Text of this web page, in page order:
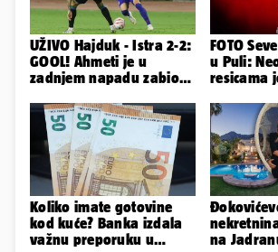
UŽIVO Hajduk - Istra 2-2:
GOOL! Ahmeti je u
zadnjem napadu zabio
FOTO
u Puli:
resicama
Koliko imate gotovine
kod kuće? Banka izdala
važnu preporuku u
na